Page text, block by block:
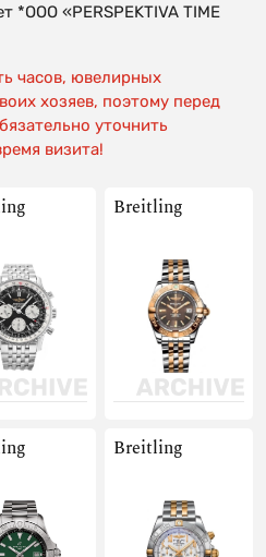
*OOO «PERSPEKTIVA TIME
часов, ювелирных
хозяев, поэтому перед
уточнить
визита!
Breitling
Breitling